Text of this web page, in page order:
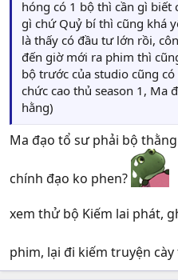
hóng có 1 bộ thì cần gì
gì chứ Quỷ bí thì cũng khá
là thấy có đầu tư lớn rồi,
đến giờ mới ra phim thì
bộ trước của studio cũng
chức cao thủ season 1, Ma
hằng)
Ma đạo tổ sư phải bộ
chính đạo ko phen?
xem thử bộ Kiếm lai phát,
phim, lại đi kiếm truyện cày